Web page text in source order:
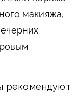
макияжа,
рекомендуют